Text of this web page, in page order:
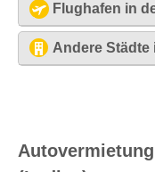
Flughafen in
Malta - Flughafen
Andere Städte
Dingli2.1 ml /